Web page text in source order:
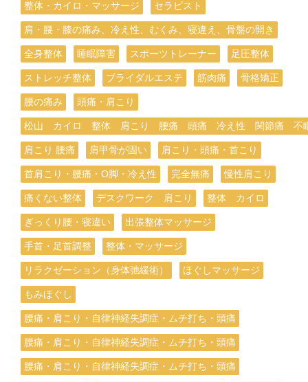
整体・カイロ・マッサージ セラピスト
肩・腰・膝の痛み、冷え性、むくみ、寝違え、骨盤の開き
全身整体 睡眠障害 スポーツトレーナー 足圧整体
ストレッチ整体 ブライダルエステ 筋肉痛 骨格矯正
腰の痛み 頭痛・肩こり
松山 カイロ 整体 肩こり 腰痛 頭痛 冷え性 関節痛
肩こり 腰痛 肩甲骨が固い 肩こり・頭痛・首こり
首肩こり・腰痛・O脚・冷え性 完全無痛 慢性肩こり
痛くない整体 デスクワーク 肩こり 整体 カイロ
ぎっくり腰・寝違い 出張整体マッサージ
手首・足首調整 整体・マッサージ
リラクゼーション（身体弛緩術） ほぐしマッサージ
もみほぐし
腰痛・肩こり・自律神経失調症・ムチ打ち・頭痛
腰痛・肩こり・自律神経失調症・ムチ打ち・頭痛
腰痛・肩こり・自律神経失調症・ムチ打ち・頭痛